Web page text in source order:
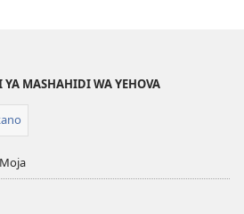
MASHAHIDI WA YEHOVA